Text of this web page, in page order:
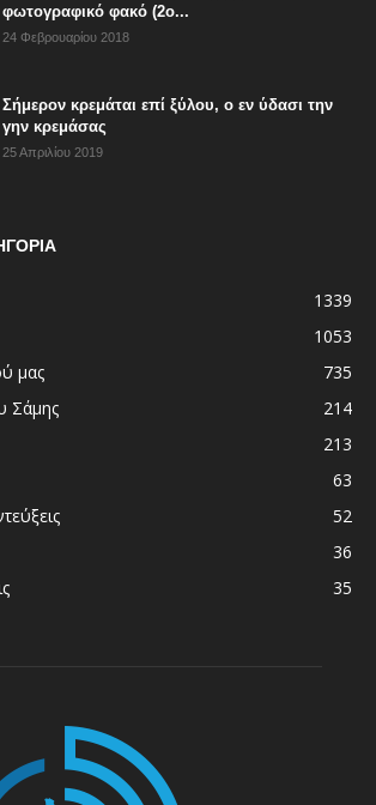
φωτογραφικό φακό (2ο...
24 Φεβρουαρίου 2018
Σήμερον κρεμάται επί ξύλου, ο εν ύδασι την
γην κρεμάσας
25 Απριλίου 2019
1339
1053
μας
735
Σάμης
214
213
63
52
36
35